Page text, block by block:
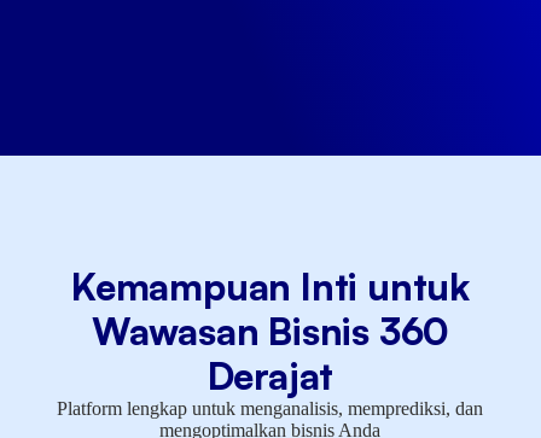
Kemampuan Inti untuk
Wawasan Bisnis 360
Derajat
Platform lengkap untuk menganalisis, memprediksi, dan
mengoptimalkan bisnis Anda